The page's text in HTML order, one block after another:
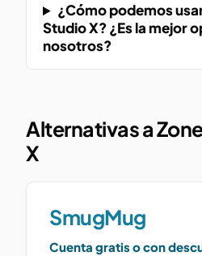
¿Cómo podemos
Studio X? ¿Es la mejor
nosotros?
Alternativas a
X
SmugMug
Cuenta gratis o con